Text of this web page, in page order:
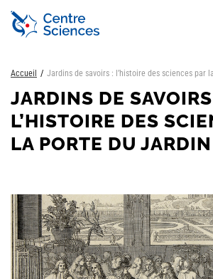
Aller
contenu
Accueil Jardins de savoirs : l’histoire des sciences par
JARDINS DE
L’HISTOIRE DES
LA PORTE DU JARDIN